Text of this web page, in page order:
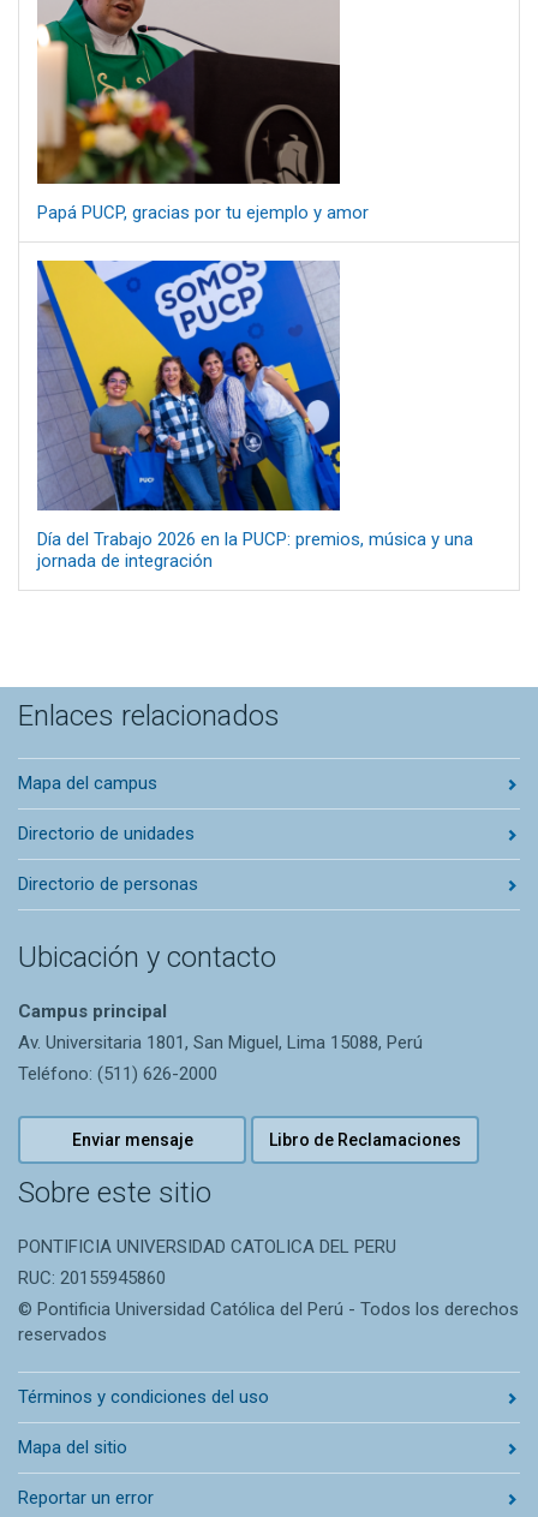
Papá PUCP, gracias por tu ejemplo y amor
Día del Trabajo 2026 en la PUCP: premios, música y una
jornada de integración
Enlaces relacionados
Mapa del campus
Directorio de unidades
Directorio de personas
Ubicación y contacto
Campus principal
Av. Universitaria 1801, San Miguel, Lima 15088, Perú
Teléfono: (511) 626-2000
Enviar mensaje Libro de Reclamaciones
Sobre este sitio
PONTIFICIA UNIVERSIDAD CATOLICA DEL PERU
RUC: 20155945860
© Pontificia Universidad Católica del Perú - Todos los derechos
reservados
Términos y condiciones del uso
Mapa del sitio
Reportar un error